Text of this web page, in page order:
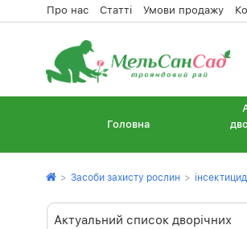
Про нас Статті Умови продажу
Головна
> Засоби захисту рослин >
Актуальний список дворічних